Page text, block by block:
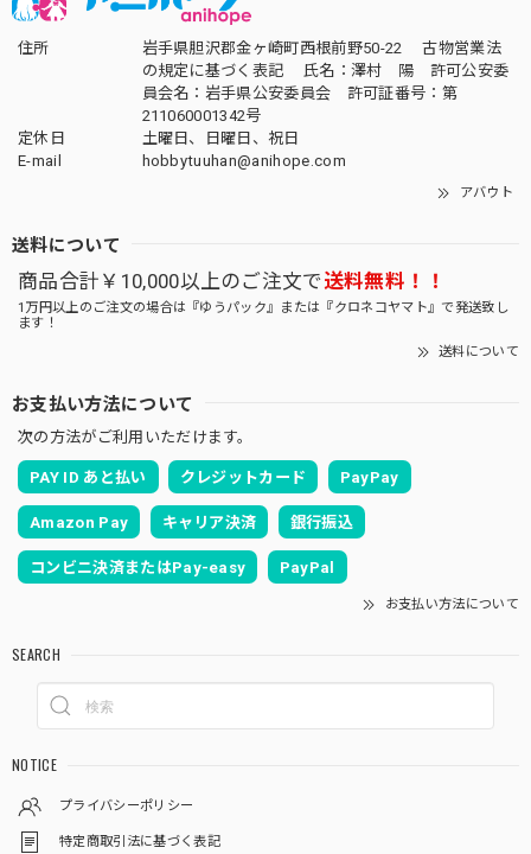
住所
岩手県胆沢郡金ヶ崎町西根前野50-22 古物営業法
の規定に基づく表記 氏名：澤村 陽 許可公安委
員会名：岩手県公安委員会 許可証番号：第
211060001342号
定休日
土曜日、日曜日、祝日
E-mail
hobbytuuhan@anihope.com
アバウト
送料について
商品合計￥10,000以上のご注文で送料無料！！
1万円以上のご注文の場合は『ゆうパック』または『クロネコヤマト』で発送致し
ます！
送料について
お支払い方法について
次の方法がご利用いただけます。
PAY ID あと払い クレジットカード PayPay
Amazon Pay キャリア決済 銀行振込
コンビニ決済またはPay-easy PayPal
お支払い方法について
SEARCH
NOTICE
プライバシーポリシー
特定商取引法に基づく表記